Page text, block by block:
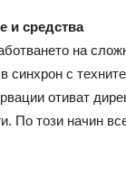
и средства
на
синхрон с
отиват
По този начин